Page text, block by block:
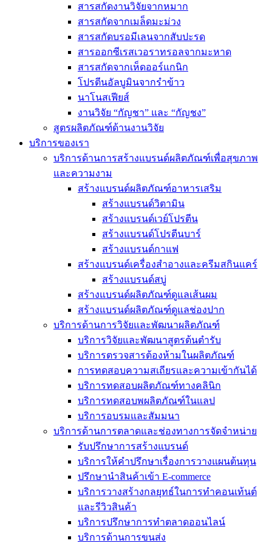
สารสกัดงานวิจัยจากหมาก
สารสกัดจากเมล็ดมะม่วง
สารสกัดบรอมีเลนจากสับปะรด
สารออกซีเรสเวอราทรอลจากมะหาด
สารสกัดจากเห็ดออร์แกนิก
โปรตีนอัลบูมินจากรำข้าว
นาโนสเฟียส์
งานวิจัย “กัญชา” และ “กัญชง”
สูตรผลิตภัณฑ์ด้านงานวิจัย
บริการของเรา
บริการด้านการสร้างแบรนด์ผลิตภัณฑ์เพื่อสุขภาพ
และความงาม
สร้างแบรนด์ผลิตภัณฑ์อาหารเสริม
สร้างแบรนด์วิตามิน
สร้างแบรนด์เวย์โปรตีน
สร้างแบรนด์โปรตีนบาร์
สร้างแบรนด์กาแฟ
สร้างแบรนด์เครื่องสำอางและครีมสกินแคร์
สร้างแบรนด์สบู่
สร้างแบรนด์ผลิตภัณฑ์ดูแลเส้นผม
สร้างแบรนด์ผลิตภัณฑ์ดูแลช่องปาก
บริการด้านการวิจัยและพัฒนาผลิตภัณฑ์
บริการวิจัยและพัฒนาสูตรต้นตำรับ
บริการตรวจสารต้องห้ามในผลิตภัณฑ์
การทดสอบความสเถียรและความเข้ากันได้
บริการทดสอบผลิตภัณฑ์ทางคลินิก
บริการทดสอบพผลิตภัณฑ์ในแลป
บริการอบรมและสัมมนา
บริการด้านการตลาดและช่องทางการจัดจำหน่าย
รับปรึกษาการสร้างแบรนด์
บริการให้คำปรึกษาเรื่องการวางแผนต้นทุน
ปรึกษานำสินค้าเข้า E-commerce
บริการวางสร้างกลยุทธ์ในการทำคอนเท้นต์
และรีวิวสินค้า
บริการปรึกษาการทำตลาดออนไลน์
บริการด้านการขนส่ง